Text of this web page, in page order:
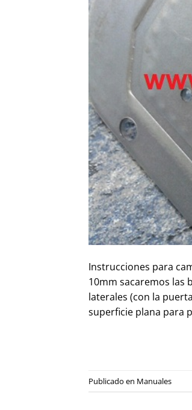
Instrucciones para
10mm sacaremos las
laterales (con la
superficie plana para
Publicado en Manuales